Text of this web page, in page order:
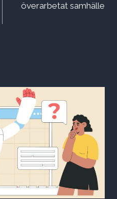
överarbetat samhälle